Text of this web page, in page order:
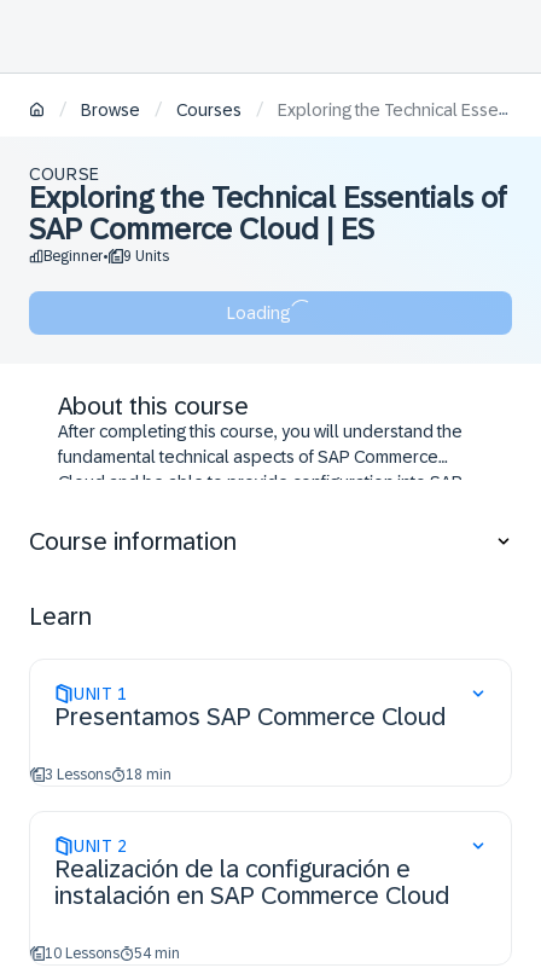
/ Browse / Courses / Exploring the Technical Essentials of SAP Commerce Cloud | ES
COURSE
Exploring the Technical Essentials of
SAP Commerce Cloud | ES
Beginner• 9 Units
Loading
About this course
After completing this course, you will understand the
fundamental technical aspects of SAP Commerce
Cloud and be able to provide configuration into SAP
and code the basic modules of SAP Commerce Cloud.
Course information
Learn
UNIT 1
Presentamos SAP Commerce Cloud
3 Lessons 18 min
UNIT 2
Realización de la configuración e
instalación en SAP Commerce Cloud
10 Lessons 54 min